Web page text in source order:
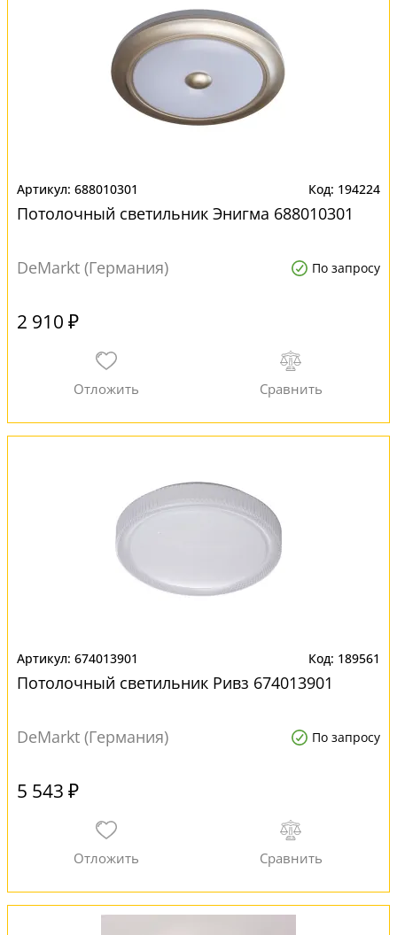
688010301 194224
Потолочный светильник Энигма 688010301
DeMarkt (Германия) По запросу
2 910 ₽
674013901 189561
Потолочный светильник Ривз 674013901
DeMarkt (Германия) По запросу
5 543 ₽